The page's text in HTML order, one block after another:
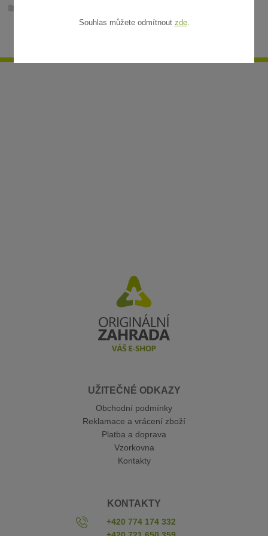
UŽITEČNÉ ODKAZY
Obchodní podmínky
Reklamace a vrácení zboží
Platba a doprava
Vzorkovna
Kontakty
KONTAKTY
+420 774 174 332
Souhlas můžete odmítnout zde.